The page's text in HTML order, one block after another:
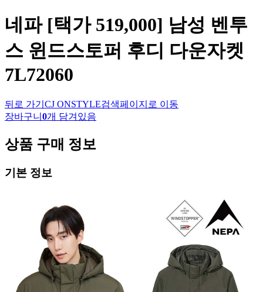
네파[택가 519,000] 남성 벤투
스 윈드스토퍼 후디 다운자켓
7L72060
뒤로 가기 CJ ONSTYLE검색페이지로 이동
장바구니 0개 담겨있음
상품 구매 정보
기본 정보